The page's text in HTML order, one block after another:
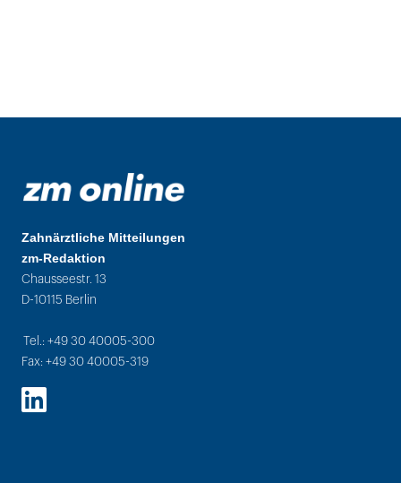
Zahnärztliche Mitteilungen
zm-Redaktion
Chausseestr. 13
D-10115 Berlin
Tel.: +49 30 40005-300
Fax: +49 30 40005-319
LinkedIn